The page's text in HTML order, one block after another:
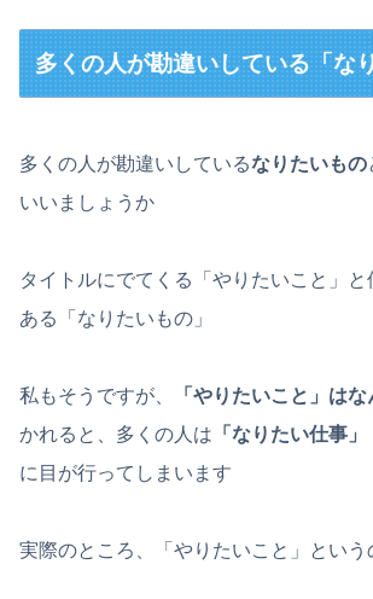
多くの人が勘違いしている「な
多くの人が勘違いしているなりたいもの
いいましょうか
タイトルにでてくる「やりたいこと」
ある「なりたいもの」
私もそうですが、 「やりたいこと」はな
かれると、多くの人は 「なりたい仕事
に目が行ってしまいます
実際のところ、「やりたいこと」という